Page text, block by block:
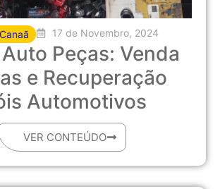
17 de Novembro, 2024
Peças: Venda
e Recuperação
Automotivos
VER CONTEÚDO